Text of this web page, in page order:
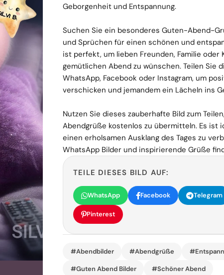
Geborgenheit und Entspannung.
Suchen Sie ein besonderes Guten-Abend-
und Sprüchen für einen schönen und
ist perfekt, um lieben Freunden, Familie oder
gemütlichen Abend zu wünschen. Teilen Sie
WhatsApp, Facebook oder Instagram, um
verschicken und jemandem ein Lächeln ins
Nutzen Sie dieses zauberhafte Bild zum
Abendgrüße kostenlos zu übermitteln. Es ist
einen erholsamen Ausklang des Tages zu
WhatsApp Bilder und inspirierende Grüße
TEILE DIESES BILD AUF:
WhatsApp Facebook Telegram
Pinterest
#Abendbilder #Abendgrüße
#Guten Abend Bilder #Schöner Abend